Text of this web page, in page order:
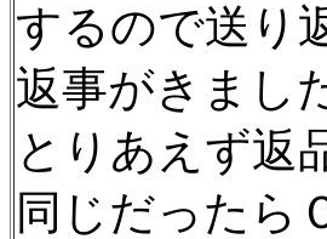
するので送り
返事がきまし
とりあえず返
同じだったら